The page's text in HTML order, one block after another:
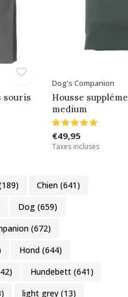
souris
Dog's Companion
Housse
medium
€49,95
Taxes incluses
Chien (641)
Dog (659)
(672)
Hond (644)
Hundebett (641)
light grey (13)